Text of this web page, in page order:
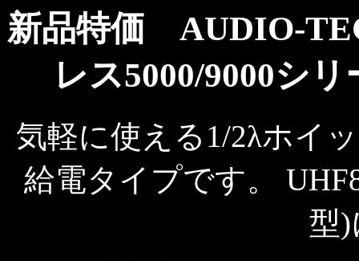
新品特価 AUDIO-
レス5000/9000シ
気軽に使える1/2λホイ
給電タイプです。
型)